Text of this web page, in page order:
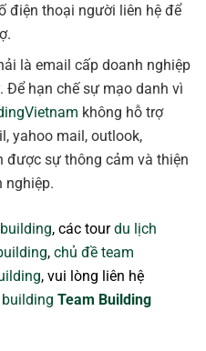
điện thoại người liên hệ để
là email cấp doanh nghiệp
Để hạn chế sự mạo danh vì
không hỗ trợ
yahoo mail, outlook,
được sự thông cảm và thiện
nghiệp.
, các tourdu lịch
, chủ đề team
, vui lòng liên hệ
Team Building